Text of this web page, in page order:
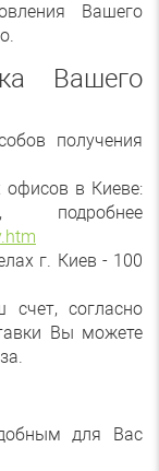
Вашего
Вашего
получения
в Киеве:
подробнее
г. Киев - 100
согласно
Вы можете
для Вас